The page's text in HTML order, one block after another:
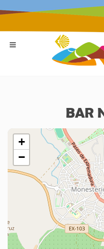
BAR
+
−